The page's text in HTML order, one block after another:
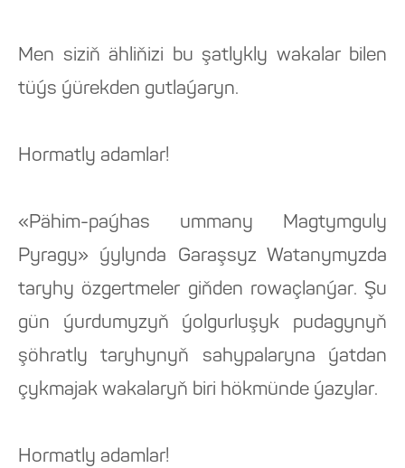
Men siziň ähliňizi bu şatlykly wakalar bilen
tüýs ýürekden gutlaýaryn.
Hormatly adamlar!
«Pähim-paýhas ummany Magtymguly
Pyragy» ýylynda Garaşsyz Watanymyzda
taryhy özgertmeler giňden rowaçlanýar. Şu
gün ýurdumyzyň ýolgurluşyk pudagynyň
şöhratly taryhynyň sahypalaryna ýatdan
çykmajak wakalaryň biri hökmünde ýazylar.
Hormatly adamlar!